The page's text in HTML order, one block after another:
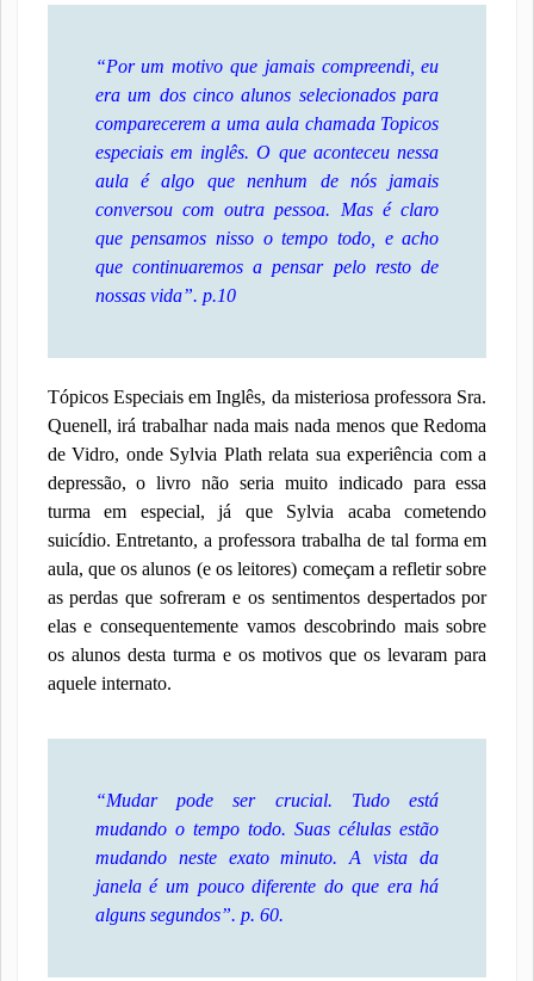
“Por um motivo que jamais compreendi, eu
era um dos cinco alunos selecionados para
comparecerem a uma aula chamada Topicos
especiais em inglês. O que aconteceu nessa
aula é algo que nenhum de nós jamais
conversou com outra pessoa. Mas é claro
que pensamos nisso o tempo todo, e acho
que continuaremos a pensar pelo resto de
nossas vida”. p.10
Tópicos Especiais em Inglês, da misteriosa professora Sra.
Quenell, irá trabalhar nada mais nada menos que Redoma
de Vidro, onde Sylvia Plath relata sua experiência com a
depressão, o livro não seria muito indicado para essa
turma em especial, já que Sylvia acaba cometendo
suicídio. Entretanto, a professora trabalha de tal forma em
aula, que os alunos (e os leitores) começam a refletir sobre
as perdas que sofreram e os sentimentos despertados por
elas e consequentemente vamos descobrindo mais sobre
os alunos desta turma e os motivos que os levaram para
aquele internato.
“Mudar pode ser crucial. Tudo está
mudando o tempo todo. Suas células estão
mudando neste exato minuto. A vista da
janela é um pouco diferente do que era há
alguns segundos”. p. 60.